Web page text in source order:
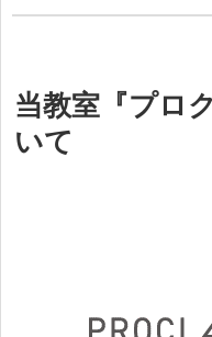
当教室『プロ
いて